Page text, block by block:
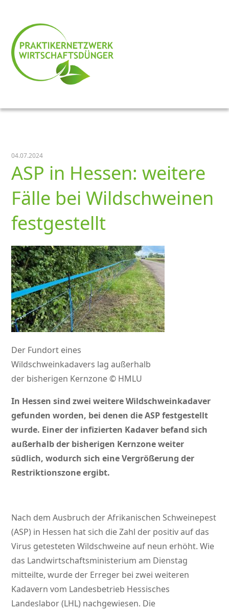
04.07.2024
ASP in Hessen: weitere
Fälle bei Wildschweinen
festgestellt
Der Fundort eines
Wildschweinkadavers lag außerhalb
der bisherigen Kernzone © HMLU
In Hessen sind zwei weitere Wildschweinkadaver
gefunden worden, bei denen die ASP festgestellt
wurde. Einer der infizierten Kadaver befand sich
außerhalb der bisherigen Kernzone weiter
südlich, wodurch sich eine Vergrößerung der
Restriktionszone ergibt.
Nach dem Ausbruch der Afrikanischen Schweinepest
(ASP) in Hessen hat sich die Zahl der positiv auf das
Virus getesteten Wildschweine auf neun erhöht. Wie
das Landwirtschaftsministerium am Dienstag
mitteilte, wurde der Erreger bei zwei weiteren
Kadavern vom Landesbetrieb Hessisches
Landeslabor (LHL) nachgewiesen. Die